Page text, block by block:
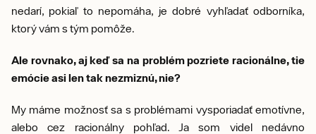
nedarí, pokiaľ to nepomáha, je dobré vyhľadať odborníka,
ktorý vám s tým pomôže.
Ale rovnako, aj keď sa na problém pozriete racionálne, tie
emócie asi len tak nezmiznú, nie?
My máme možnosť sa s problémami vysporiadať emotívne,
alebo cez racionálny pohľad. Ja som videl nedávno